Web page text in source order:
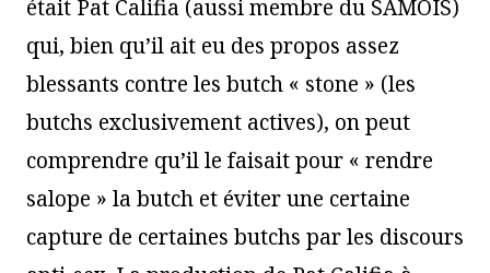
était Pat Califia (aussi membre du SAMOIS)
qui, bien qu’il ait eu des propos assez
blessants contre les butch « stone » (les
butchs exclusivement actives), on peut
comprendre qu’il le faisait pour « rendre
salope » la butch et éviter une certaine
capture de certaines butchs par les discours